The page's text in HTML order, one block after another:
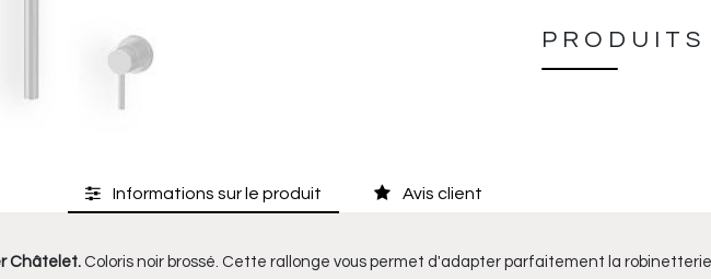
PRODUITS
Informations sur le produit Avis client
Châtelet. Coloris noir brossé. Cette rallonge vous permet d'adapter parfaitement la